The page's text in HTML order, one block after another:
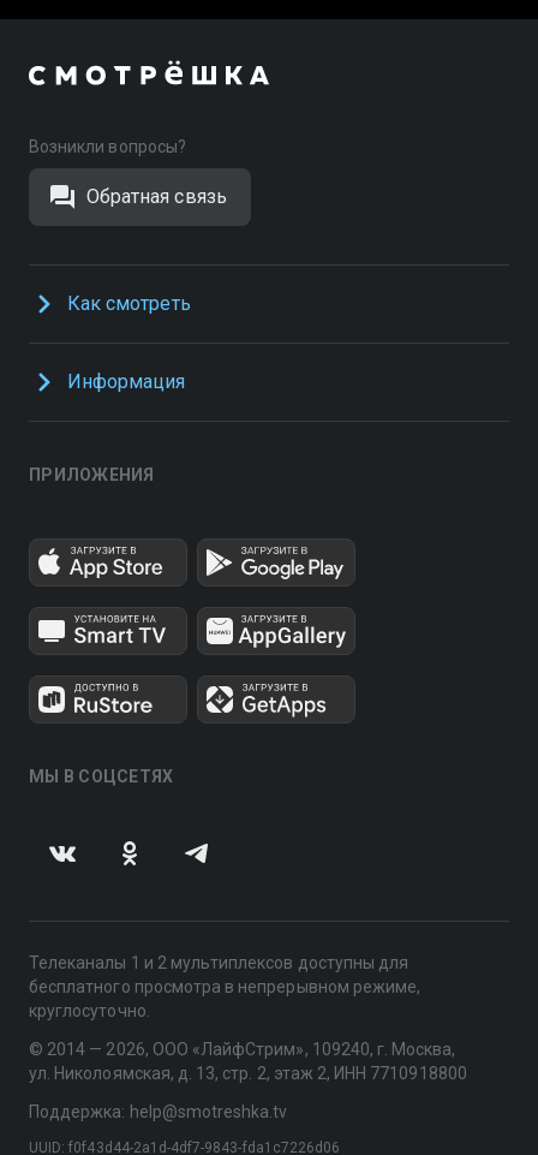
Возникли вопросы?
Обратная связь
Как смотреть
Информация
ПРИЛОЖЕНИЯ
МЫ В СОЦСЕТЯХ
Телеканалы 1 и 2 мультиплексов доступны для
бесплатного просмотра в непрерывном режиме,
круглосуточно.
© 2014 — 2026, ООО «ЛайфСтрим», 109240, г. Москва,
ул. Николоямская, д. 13, стр. 2, этаж 2, ИНН 7710918800
Поддержка: help@smotreshka.tv
UUID: f0f43d44-2a1d-4df7-9843-fda1c7226d06